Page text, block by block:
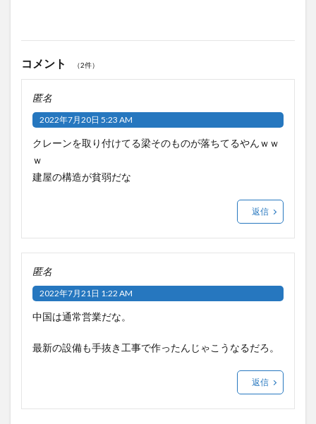
コメント （2件）
匿名
2022年7月20日 5:23 AM
クレーンを取り付けてる梁そのものが落ちてるやんｗｗ
ｗ
建屋の構造が貧弱だな
返信
匿名
2022年7月21日 1:22 AM
中国は通常営業だな。
最新の設備も手抜き工事で作ったんじゃこうなるだろ。
返信